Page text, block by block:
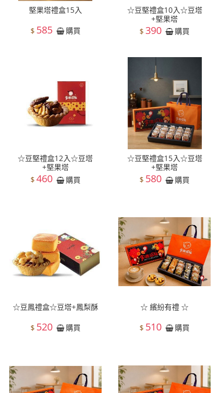
堅果塔禮盒15入
$ 585 購買
☆豆堅禮盒10入☆豆塔
+堅果塔
$ 390 購買
☆豆堅禮盒12入☆豆塔
+堅果塔
$ 460 購買
☆豆堅禮盒15入☆豆塔
+堅果塔
$ 580 購買
☆豆鳳禮盒☆豆塔+鳳梨酥
$ 520 購買
☆ 繽紛有禮 ☆
$ 510 購買